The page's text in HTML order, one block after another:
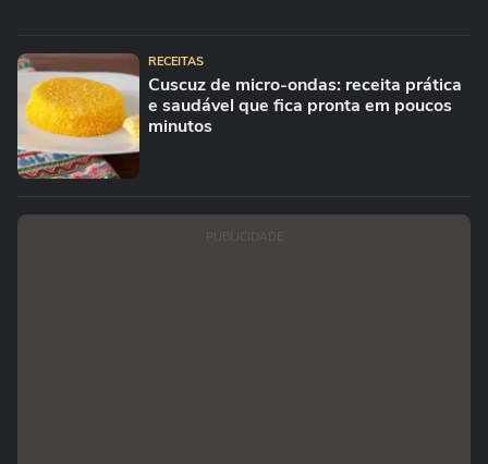
RECEITAS
Cuscuz de micro-ondas: receita prática
e saudável que fica pronta em poucos
minutos
PUBLICIDADE